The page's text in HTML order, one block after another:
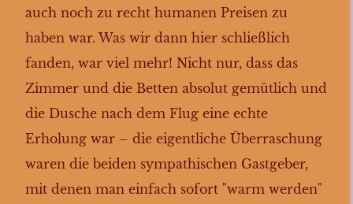
auch noch zu recht humanen Preisen zu
haben war. Was wir dann hier schließlich
fanden, war viel mehr! Nicht nur, dass das
Zimmer und die Betten absolut gemütlich und
die Dusche nach dem Flug eine echte
Erholung war – die eigentliche Überraschung
waren die beiden sympathischen Gastgeber,
mit denen man einfach sofort "warm werden"